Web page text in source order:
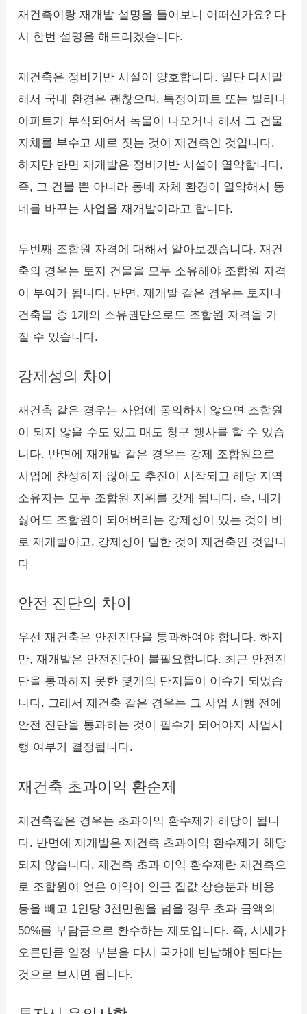
재건축이랑 재개발 설명을 들어보니 어떠신가요? 다
시 한번 설명을 해드리겠습니다.
재건축은 정비기반 시설이 양호합니다. 일단 다시말
해서 국내 환경은 괜찮으며, 특정아파트 또는 빌라나
아파트가 부식되어서 녹물이 나오거나 해서 그 건물
자체를 부수고 새로 짓는 것이 재건축인 것입니다.
하지만 반면 재개발은 정비기반 시설이 열악합니다.
즉, 그 건물 뿐 아니라 동네 자체 환경이 열악해서 동
네를 바꾸는 사업을 재개발이라고 합니다.
두번째 조합원 자격에 대해서 알아보겠습니다. 재건
축의 경우는 토지 건물을 모두 소유해야 조합원 자격
이 부여가 됩니다. 반면, 재개발 같은 경우는 토지나
건축물 중 1개의 소유권만으로도 조합원 자격을 가
질 수 있습니다.
강제성의 차이
재건축 같은 경우는 사업에 동의하지 않으면 조합원
이 되지 않을 수도 있고 매도 청구 행사를 할 수 있습
니다. 반면에 재개발 같은 경우는 강제 조합원으로
사업에 찬성하지 않아도 추진이 시작되고 해당 지역
소유자는 모두 조합원 지위를 갖게 됩니다. 즉, 내가
싫어도 조합원이 되어버리는 강제성이 있는 것이 바
로 재개발이고, 강제성이 덜한 것이 재건축인 것입니
다
안전 진단의 차이
우선 재건축은 안전진단을 통과하여야 합니다. 하지
만, 재개발은 안전진단이 불필요합니다. 최근 안전진
단을 통과하지 못한 몇개의 단지들이 이슈가 되었습
니다. 그래서 재건축 같은 경우는 그 사업 시행 전에
안전 진단을 통과하는 것이 필수가 되어야지 사업시
행 여부가 결정됩니다.
재건축 초과이익 환순제
재건축같은 경우는 초과이익 환수제가 해당이 됩니
다. 반면에 재개발은 재건축 초과이익 환수제가 해당
되지 않습니다. 재건축 초과 이익 환수제란 재건축으
로 조합원이 얻은 이익이 인근 집값 상승분과 비용
등을 빼고 1인당 3천만원을 넘을 경우 초과 금액의
50%를 부담금으로 환수하는 제도입니다. 즉, 시세가
오른만큼 일정 부분을 다시 국가에 반납해야 된다는
것으로 보시면 됩니다.